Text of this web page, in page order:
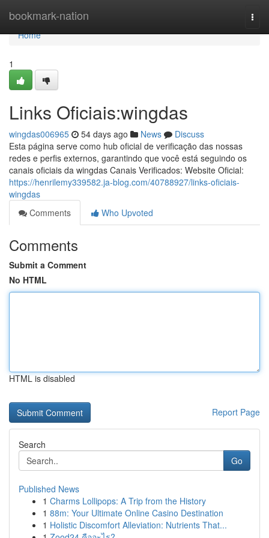
bookmark-nation
Home
Home
1
Links Oficiais:wingdas
wingdas006965 54 days ago News
Discuss
Esta página serve como hub oficial de verificação das nossas
redes e perfis externos, garantindo que você está seguindo os
canais oficiais da wingdas Canais Verificados: Website Oficial:
https://henrilemy339582.ja-blog.com/40788927/links-oficiais-
wingdas
Comments
Who Upvoted
Comments
Submit a Comment
No HTML
HTML is disabled
Report Page
Search
Go
Published News
1 Charms Lollipops: A Trip from the History
1 88m: Your Ultimate Online Casino Destination
1 Holistic Discomfort Alleviation: Nutrients That...